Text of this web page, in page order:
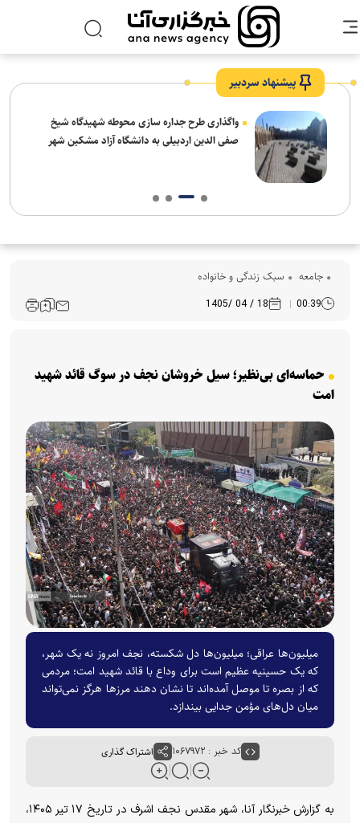
پیشنهاد سردبیر
واگذاری طرح جداره سازی محوطه شهیدگاه شیخ
صفی الدین اردبیلی به دانشگاه آزاد مشکین شهر
جامعه سبک زندگی و خانواده
00:39
18 / 04 /1405
حماسه‌ای بی‌نظیر؛ سیل خروشان نجف در سوگ قائد شهید
امت
میلیون‌ها عراقی؛ میلیون‌ها دل شکسته، نجف امروز نه یک شهر،
که یک حسینیه عظیم است برای وداع با قائد شهید امت؛ مردمی
که از بصره تا موصل آمده‌اند تا نشان دهند مرزها هرگز نمی‌تواند
میان دل‌های مؤمن جدایی بیندازد.
کد خبر : ۱۰۶۷۹۷۲ اشتراک گذاری
به گزارش خبرنگار آنا، شهر مقدس نجف اشرف در تاریخ ۱۷ تیر ۱۴۰۵،